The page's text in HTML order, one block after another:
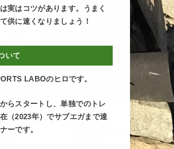
実はコツがあります。うまく
供に速くなりましょう！
いて
LABOのヒロです。
らスタートし、単独でのトレ
（2023年）でサブエガまで達
ーです。